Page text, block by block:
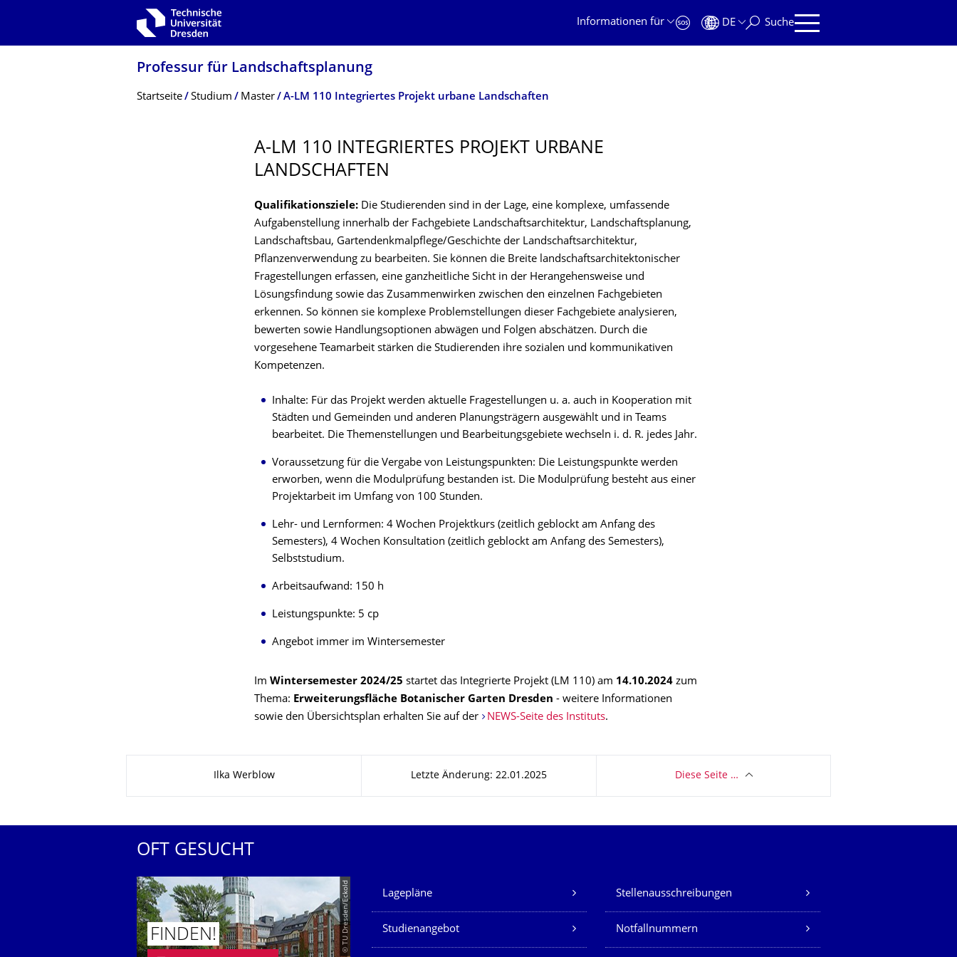
Zur Hauptnavigation springen
Informationen für
DE Suche
Professur für Landschaftsplanung
Breadcrumb-Menü
Startseite Studium Master A-LM 110 Integriertes Projekt urbane Landschaften
A-LM 110 INTEGRIERTES PROJEKT URBANE
LANDSCHAFTEN
Qualifikationsziele: Die Studierenden sind in der Lage, eine komplexe, umfassende
Aufgabenstellung innerhalb der Fachgebiete Landschaftsarchitektur, Landschaftsplanung,
Landschaftsbau, Gartendenkmalpflege/Geschichte der Landschaftsarchitektur,
Pflanzenverwendung zu bearbeiten. Sie können die Breite landschaftsarchitektonischer
Fragestellungen erfassen, eine ganzheitliche Sicht in der Herangehensweise und
Lösungsfindung sowie das Zusammenwirken zwischen den einzelnen Fachgebieten
erkennen. So können sie komplexe Problemstellungen dieser Fachgebiete analysieren,
bewerten sowie Handlungsoptionen abwägen und Folgen abschätzen. Durch die
vorgesehene Teamarbeit stärken die Studierenden ihre sozialen und kommunikativen
Kompetenzen.
Inhalte: Für das Projekt werden aktuelle Fragestellungen u. a. auch in Kooperation mit
Städten und Gemeinden und anderen Planungsträgern ausgewählt und in Teams
bearbeitet. Die Themenstellungen und Bearbeitungsgebiete wechseln i. d. R. jedes Jahr.
Voraussetzung für die Vergabe von Leistungspunkten: Die Leistungspunkte werden
erworben, wenn die Modulprüfung bestanden ist. Die Modulprüfung besteht aus einer
Projektarbeit im Umfang von 100 Stunden.
Lehr- und Lernformen: 4 Wochen Projektkurs (zeitlich geblockt am Anfang des
Semesters), 4 Wochen Konsultation (zeitlich geblockt am Anfang des Semesters),
Selbststudium.
Arbeitsaufwand: 150 h
Leistungspunkte: 5 cp
Angebot immer im Wintersemester
Im Wintersemester 2024/25 startet das Integrierte Projekt (LM 110) am 14.10.2024 zum
Thema: Erweiterungsfläche Botanischer Garten Dresden - weitere Informationen
sowie den Übersichtsplan erhalten Sie auf der
NEWS-Seite des Instituts.
Ilka Werblow Letzte Änderung: 22.01.2025 Diese Seite …
OFT GESUCHT
© TU Dresden/Eckold
FINDEN!
Unsere Dienste
Lagepläne Stellenausschreibungen
Studienangebot Notfallnummern